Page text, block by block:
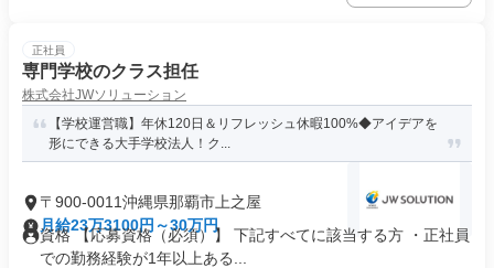
正社員
専門学校のクラス担任
株式会社JWソリューション
【学校運営職】年休120日＆リフレッシュ休暇100%◆アイデアを
形にできる大手学校法人！ク...
〒900-0011沖縄県那覇市上之屋
月給23万3100円～30万円
資格 【応募資格（必須）】 下記すべてに該当する方 ・正社員
での勤務経験が1年以上ある...